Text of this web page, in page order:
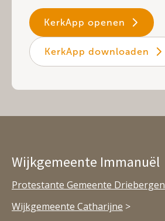
KerkApp openen
KerkApp downloaden
Wijkgemeente Immanuël
Protestante Gemeente Driebergen
Wijkgemeente Catharijne >